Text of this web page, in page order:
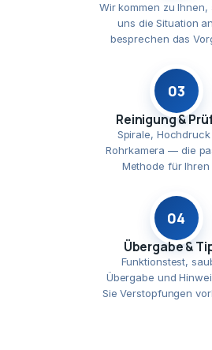
Wir kommen zu Ihnen,
uns die Situation
besprechen das
03
Reinigung &
Spirale,
Rohrkamera — die
Methode für Ihren
04
Übergabe &
Funktionstest,
Übergabe und
Sie Verstopfungen